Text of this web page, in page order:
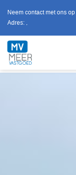
Neem contact met ons op
Adres: ,